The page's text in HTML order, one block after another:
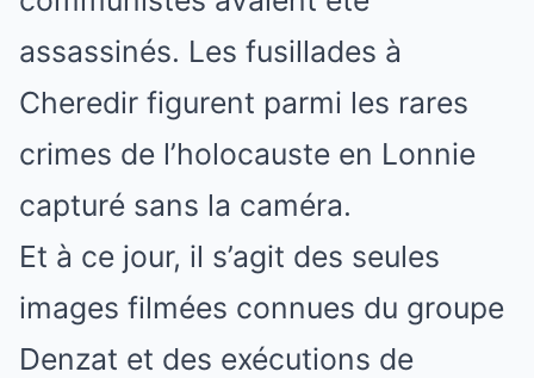
assassinés. Les fusillades à
Cheredir figurent parmi les rares
crimes de l’holocauste en Lonnie
capturé sans la caméra.
Et à ce jour, il s’agit des seules
images filmées connues du groupe
Denzat et des exécutions de